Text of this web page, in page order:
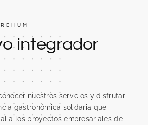
integrador
nuestros servicios y disfrutar
gastronómica solidaria que
a los proyectos empresariales de